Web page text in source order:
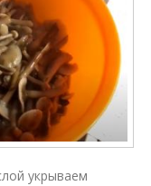
укрываем